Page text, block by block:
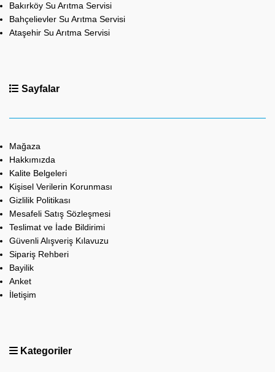
Bakırköy Su Arıtma Servisi
Bahçelievler Su Arıtma Servisi
Ataşehir Su Arıtma Servisi
Sayfalar
Mağaza
Hakkımızda
Kalite Belgeleri
Kişisel Verilerin Korunması
Gizlilik Politikası
Mesafeli Satış Sözleşmesi
Teslimat ve İade Bildirimi
Güvenli Alışveriş Kılavuzu
Sipariş Rehberi
Bayilik
Anket
İletişim
Kategoriler